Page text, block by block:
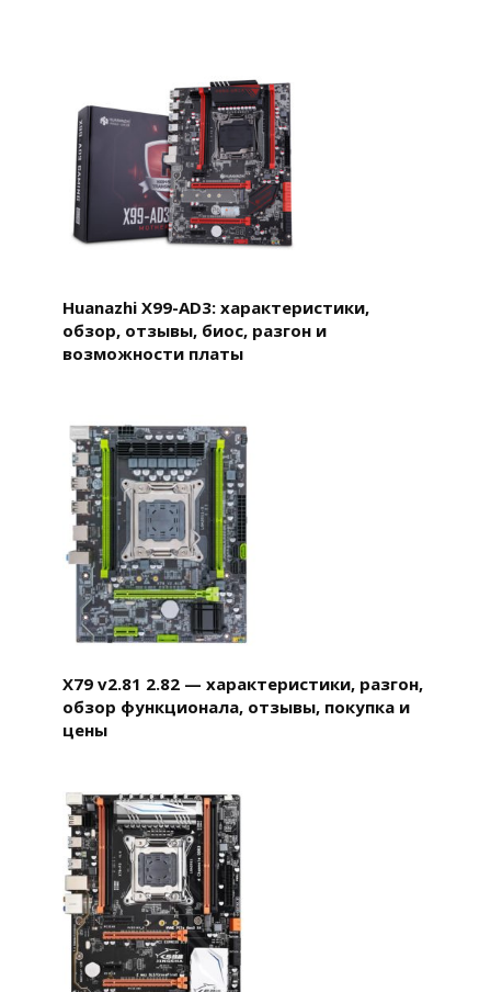
Huanazhi X99-AD3: характеристики,
обзор, отзывы, биос, разгон и
возможности платы
X79 v2.81 2.82 — характеристики, разгон,
обзор функционала, отзывы, покупка и
цены